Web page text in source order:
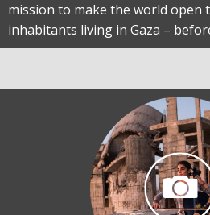
mission to make the world open
inhabitants living in Gaza –